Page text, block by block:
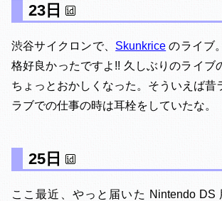
23日
渋谷サイクロンで、 Skunkrice のライブ
格好良かったですよ!! 久しぶりのライブ
ちょっとおかしくなった。そういえば昔
ラブでの仕事の時は耳栓をしていたな。
25日
ここ最近、やっと届いた Nintendo DS